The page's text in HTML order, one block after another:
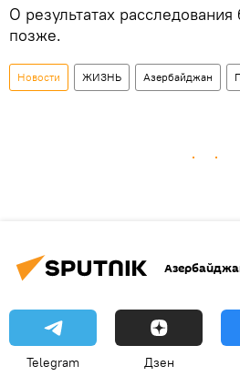
О результатах
позже.
Новости ЖИЗНЬ Азербайджан
Telegram Дзен